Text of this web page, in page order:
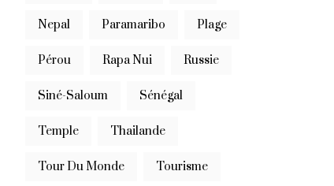
Nepal Paramaribo Plage
Pérou Rapa Nui Russie
Siné-Saloum Sénégal
Temple Thailande
Tour Du Monde Tourisme